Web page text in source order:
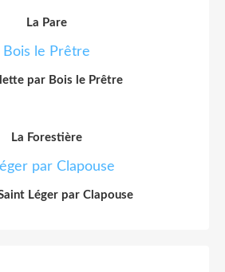
La Pare
par Bois le Prêtre
La Forestière
Léger par Clapouse